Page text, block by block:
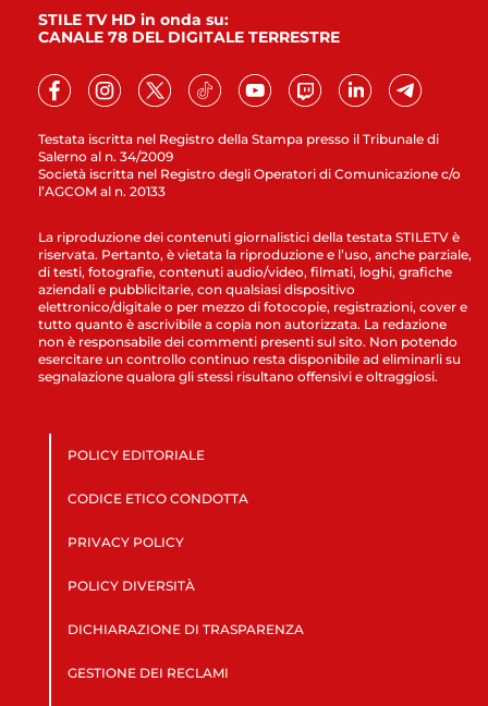
Testata iscritta nel Registro della Stampa presso il Tribunale di
Salerno al n. 34/2009
Società iscritta nel Registro degli Operatori di Comunicazione c/o
l’AGCOM al n. 20133
STILE TV HD in onda su:
CANALE 78 DEL DIGITALE TERRESTRE
La riproduzione dei contenuti giornalistici della testata STILETV è
riservata. Pertanto, è vietata la riproduzione e l’uso, anche parziale,
di testi, fotografie, contenuti audio/video, filmati, loghi, grafiche
aziendali e pubblicitarie, con qualsiasi dispositivo
elettronico/digitale o per mezzo di fotocopie, registrazioni, cover e
tutto quanto è ascrivibile a copia non autorizzata. La redazione
non è responsabile dei commenti presenti sul sito. Non potendo
esercitare un controllo continuo resta disponibile ad eliminarli su
segnalazione qualora gli stessi risultano offensivi e oltraggiosi.
POLICY EDITORIALE
CODICE ETICO CONDOTTA
PRIVACY POLICY
POLICY DIVERSITÀ
DICHIARAZIONE DI TRASPARENZA
GESTIONE DEI RECLAMI